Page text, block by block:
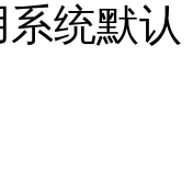
统默认